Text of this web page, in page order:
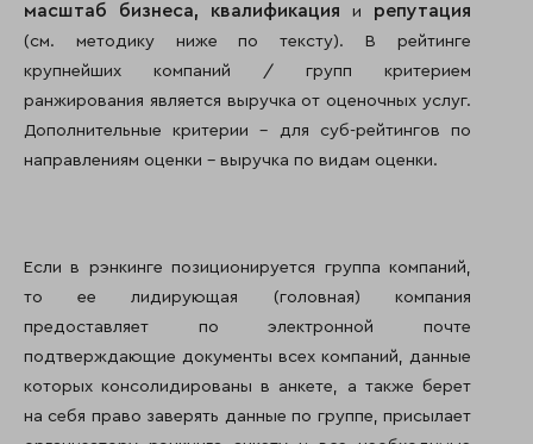
масштаб бизнеса, квалификация и репутация
(см. методику ниже по тексту). В рейтинге
крупнейших компаний / групп критерием
ранжирования является выручка от оценочных услуг.
Дополнительные критерии – для суб-рейтингов по
направлениям оценки – выручка по видам оценки.
Если в рэнкинге позиционируется группа компаний,
то ее лидирующая (головная) компания
предоставляет по электронной почте
подтверждающие документы всех компаний, данные
которых консолидированы в анкете, а также берет
на себя право заверять данные по группе, присылает